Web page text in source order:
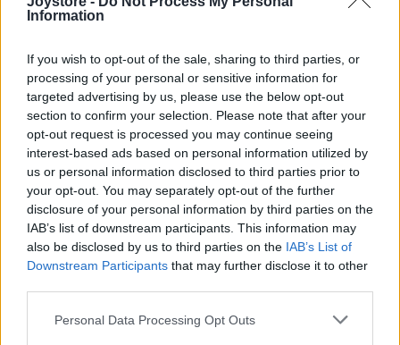
Information
If you wish to opt-out of the sale, sharing to third parties, or
processing of your personal or sensitive information for
targeted advertising by us, please use the below opt-out
section to confirm your selection. Please note that after your
opt-out request is processed you may continue seeing
interest-based ads based on personal information utilized by
us or personal information disclosed to third parties prior to
your opt-out. You may separately opt-out of the further
disclosure of your personal information by third parties on the
IAB’s list of downstream participants. This information may
also be disclosed by us to third parties on the IAB’s List of
Downstream Participants that may further disclose it to other
Personal Data Processing Opt Outs